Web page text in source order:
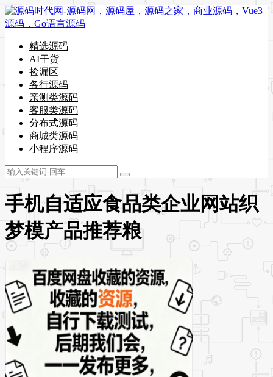
精选源码
AI干货
捡漏区
各行源码
亲测类源码
客服类源码
分布式源码
商城类源码
小程序源码
手机自适应食品类企业网站织
梦模产品推荐粮